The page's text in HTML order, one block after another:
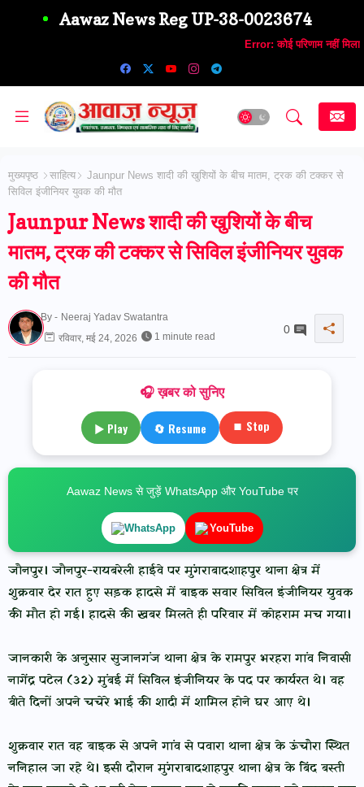
Aawaz News Reg UP-38-0023674
Error: कोई परिणाम नहीं मिला
मुख्यपृष्ठ साहित्य
Jaunpur News शादी की खुशियों के बीच मातम, ट्रक की टक्कर से
सिविल इंजीनियर युवक की मौत
Jaunpur News शादी की खुशियों के बीच
मातम, ट्रक की टक्कर से सिविल इंजीनियर युवक
की मौत
By - Neeraj Yadav Swatantra
रविवार, मई 24, 2026
1 minute read
0
🎧 ख़बर को सुनिए
▶ Play 🔄 Resume ⏹ Stop
Aawaz News से जुड़ें WhatsApp और YouTube पर
WhatsApp YouTube
जौनपुर। जौनपुर-रायबरेली हाईवे पर मुंगराबादशाहपुर थाना क्षेत्र में
शुक्रवार देर रात हुए सड़क हादसे में बाइक सवार सिविल इंजीनियर युवक
की मौत हो गई। हादसे की खबर मिलते ही परिवार में कोहराम मच गया।
जानकारी के अनुसार सुजानगंज थाना क्षेत्र के रामपुर भरहरा गांव निवासी
नागेंद्र पटेल (32) मुंबई में सिविल इंजीनियर के पद पर कार्यरत थे। वह
बीते दिनों अपने चचेरे भाई की शादी में शामिल होने घर आए थे।
शुक्रवार रात वह बाइक से अपने गांव से पवारा थाना क्षेत्र के ऊंचौरा स्थित
ननिहाल जा रहे थे। इसी दौरान मुंगराबादशाहपुर थाना क्षेत्र के बिंद बस्ती